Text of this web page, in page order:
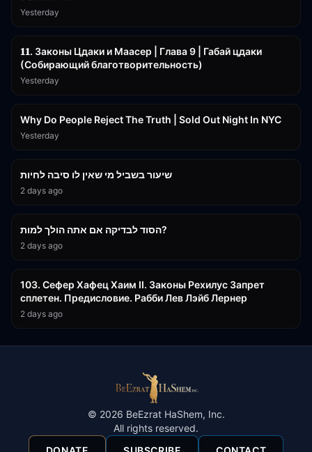
Yesterday
𝟏𝟏. Законы Цдаки и Маасер | Глава 9 | Габай цдаки
(Собирающий благотворительность)
Yesterday
Why Do People Reject The Truth | Sold Out Night In NYC
Yesterday
שיעור בשביל מי שאין לו סיבה לחיות
2 days ago
הסוד לבדיקה אם אתה הולך למות?
2 days ago
103. Сефер Хафец Хаим II. Законы Рехилус Запрет
сплетен. Предисловие. Рабби Лев Лэйб Лернер
2 days ago
© 2026 BeEzrat HaShem, Inc.
All rights reserved.